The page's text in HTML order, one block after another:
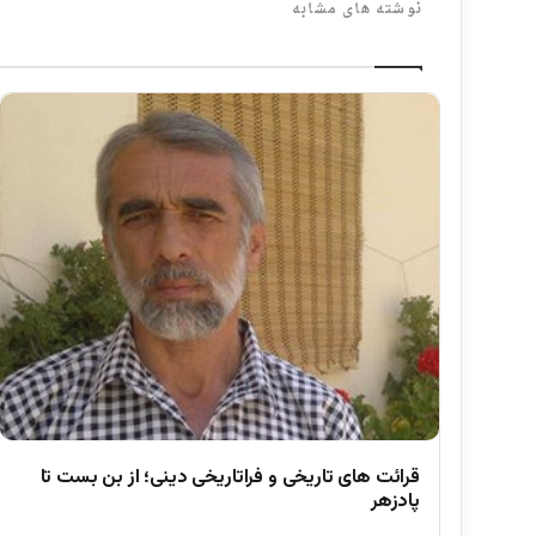
نوشته های مشابه
قرائت های تاریخی و فراتاریخی دینی؛ از بن بست تا
پادزهر